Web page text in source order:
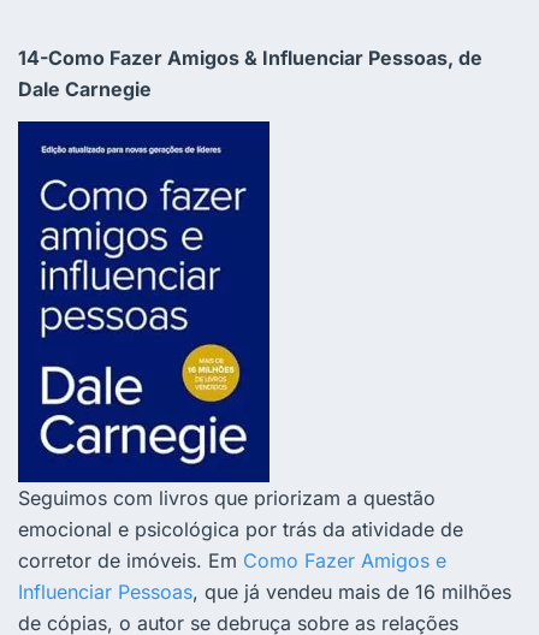
14-Como Fazer Amigos & Influenciar Pessoas, de
Dale Carnegie
Seguimos com livros que priorizam a questão
emocional e psicológica por trás da atividade de
corretor de imóveis. Em Como Fazer Amigos e
Influenciar Pessoas, que já vendeu mais de 16 milhões
de cópias, o autor se debruça sobre as relações